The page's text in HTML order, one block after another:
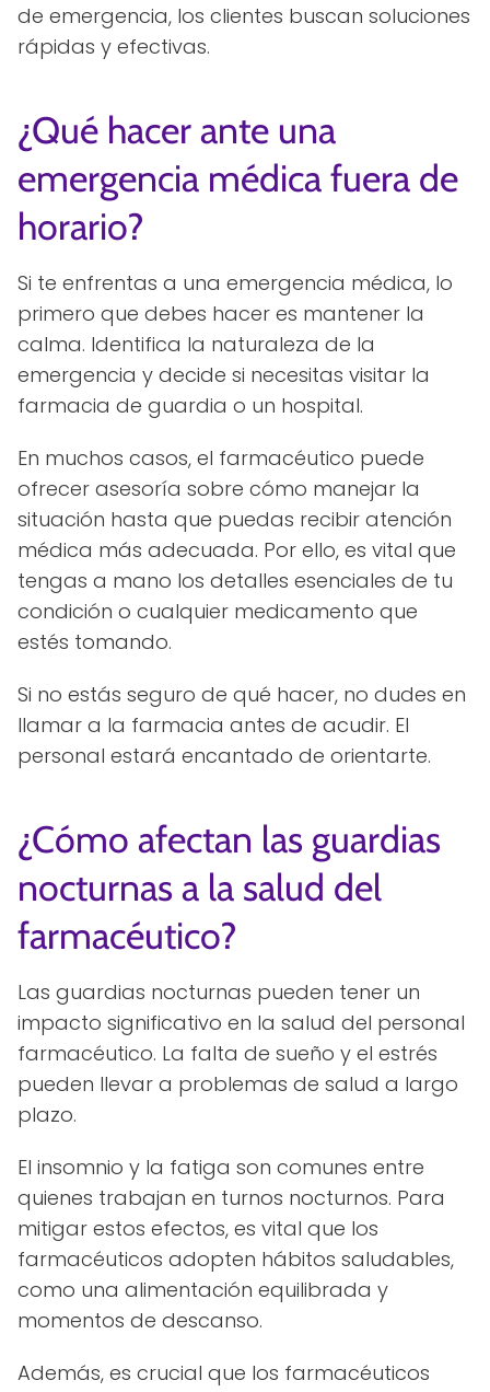
de emergencia, los clientes buscan soluciones
rápidas y efectivas.
¿Qué hacer ante una
emergencia médica fuera de
horario?
Si te enfrentas a una emergencia médica, lo
primero que debes hacer es mantener la
calma. Identifica la naturaleza de la
emergencia y decide si necesitas visitar la
farmacia de guardia o un hospital.
En muchos casos, el farmacéutico puede
ofrecer asesoría sobre cómo manejar la
situación hasta que puedas recibir atención
médica más adecuada. Por ello, es vital que
tengas a mano los detalles esenciales de tu
condición o cualquier medicamento que
estés tomando.
Si no estás seguro de qué hacer, no dudes en
llamar a la farmacia antes de acudir. El
personal estará encantado de orientarte.
¿Cómo afectan las guardias
nocturnas a la salud del
farmacéutico?
Las guardias nocturnas pueden tener un
impacto significativo en la salud del personal
farmacéutico. La falta de sueño y el estrés
pueden llevar a problemas de salud a largo
plazo.
El insomnio y la fatiga son comunes entre
quienes trabajan en turnos nocturnos. Para
mitigar estos efectos, es vital que los
farmacéuticos adopten hábitos saludables,
como una alimentación equilibrada y
momentos de descanso.
Además, es crucial que los farmacéuticos